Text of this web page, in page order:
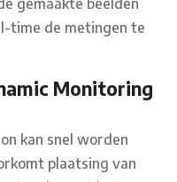
time de metingen te
Monitoring
kan snel worden
plaatsing van